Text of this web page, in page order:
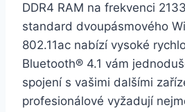
DDR4 RAM na frekvenci
standard dvoupásmového
802.11ac nabízí vysoké
Bluetooth® 4.1 vám
spojení s vašimi dalšími
profesionálové vyžadují